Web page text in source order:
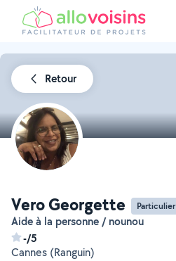
Retour
Vero Georgette Particulier
Aide à la personne / nounou
-/5
Cannes (Ranguin)